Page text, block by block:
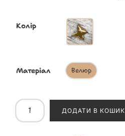
Колір
Матеріал Велюр
ДОДАТИ В КОШИК